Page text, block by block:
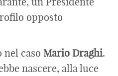
opposto
caso Mario Draghi.
nascere, alla luce